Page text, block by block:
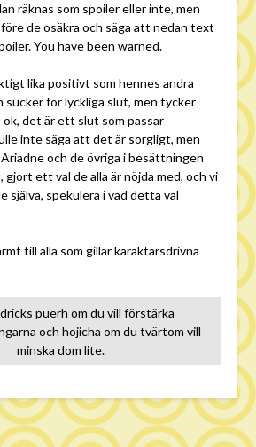
räknas som spoiler eller inte, men
de osäkra och säga att nedan text
You have been warned.
lika positivt som hennes andra
sucker för lyckliga slut, men tycker
det är ett slut som passar
inte säga att det är sorgligt, men
och de övriga i besättningen
ett val de alla är nöjda med, och vi
själva, spekulera i vad detta val
till alla som gillar karaktärsdrivna
puerh om du vill förstärka
och hojicha om du tvärtom vill
minska dom lite.